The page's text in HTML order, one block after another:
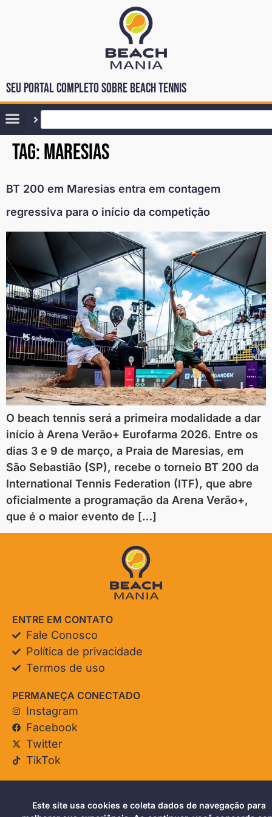
Seu portal completo sobre Beach Tennis
Tag:maresias
BT 200 em Maresias entra em contagem
regressiva para o início da competição
O beach tennis será a primeira modalidade a dar
início à Arena Verão+ Eurofarma 2026. Entre os
dias 3 e 9 de março, a Praia de Maresias, em
São Sebastião (SP), recebe o torneio BT 200 da
International Tennis Federation (ITF), que abre
oficialmente a programação da Arena Verão+,
que é o maior evento de […]
ENTRE EM CONTATO
Fale Conosco
Política de privacidade
Termos de uso
PERMANEÇA CONECTADO
Instagram
Facebook
Twitter
TikTok
Este site usa cookies e coleta dados de navegação para